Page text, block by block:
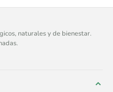
naturales y de bienestar.